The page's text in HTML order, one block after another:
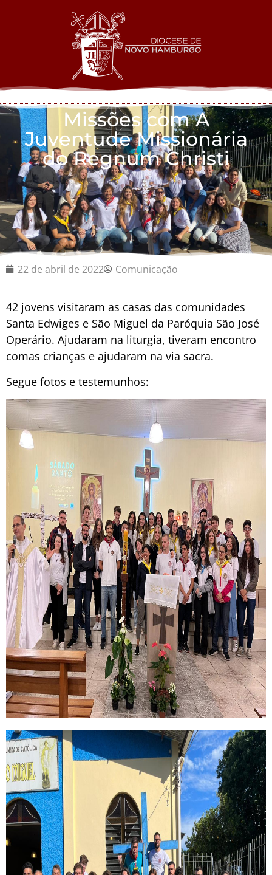
Missões com A
Juventude Missionária
do Regnum Christi
22 de abril de 2022 Comunicação
42 jovens visitaram as casas das comunidades
Santa Edwiges e São Miguel da Paróquia São José
Operário. Ajudaram na liturgia, tiveram encontro
comas crianças e ajudaram na via sacra.
Segue fotos e testemunhos: